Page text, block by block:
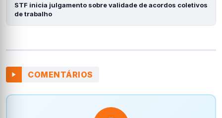
STF inicia julgamento sobre validade de acordos coletivos
de trabalho
COMENTÁRIOS